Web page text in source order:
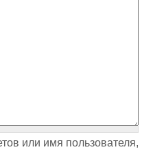
или имя пользователя,